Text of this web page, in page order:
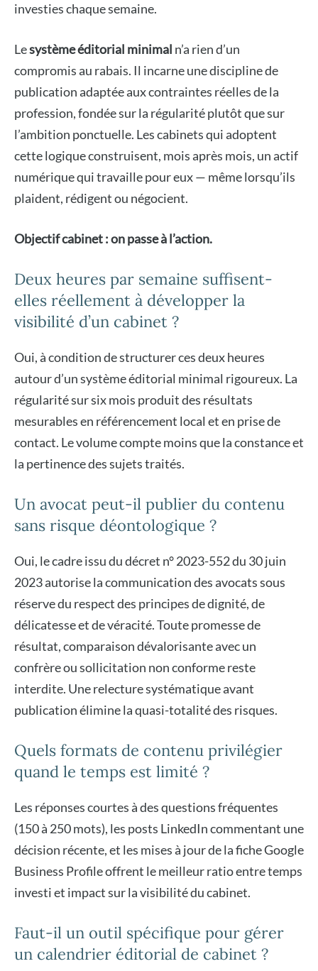
investies chaque semaine.
Lesystème éditorial minimal n’a rien d’un
compromis au rabais. Il incarne une discipline de
publication adaptée aux contraintes réelles de la
profession, fondée sur la régularité plutôt que sur
l’ambition ponctuelle. Les cabinets qui adoptent
cette logique construisent, mois après mois, un actif
numérique qui travaille pour eux — même lorsqu’ils
plaident, rédigent ou négocient.
Objectif cabinet : on passe à l’action.
Deux heures par semaine suffisent-
elles réellement à développer la
visibilité d’un cabinet ?
Oui, à condition de structurer ces deux heures
autour d’un système éditorial minimal rigoureux. La
régularité sur six mois produit des résultats
mesurables en référencement local et en prise de
contact. Le volume compte moins que la constance et
la pertinence des sujets traités.
Un avocat peut-il publier du contenu
sans risque déontologique ?
Oui, le cadre issu du décret n° 2023-552 du 30 juin
2023 autorise la communication des avocats sous
réserve du respect des principes de dignité, de
délicatesse et de véracité. Toute promesse de
résultat, comparaison dévalorisante avec un
confrère ou sollicitation non conforme reste
interdite. Une relecture systématique avant
publication élimine la quasi-totalité des risques.
Quels formats de contenu privilégier
quand le temps est limité ?
Les réponses courtes à des questions fréquentes
(150 à 250 mots), les posts LinkedIn commentant une
décision récente, et les mises à jour de la fiche Google
Business Profile offrent le meilleur ratio entre temps
investi et impact sur la visibilité du cabinet.
Faut-il un outil spécifique pour gérer
un calendrier éditorial de cabinet ?